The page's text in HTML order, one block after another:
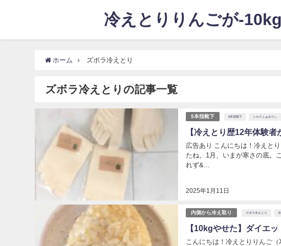
冷えとりりんごが-
ホーム ズボラ冷えとり
ズボラ冷えとりの記事一覧
5本指靴下 5本指靴下 シルクふぁみりぃ
【冷えとり歴12年体験
2025年1月11日
広告あり こんにちは！冷えと
たね。1月、いまが寒さの底。
れず&...
内側から冷え取り ズボラ冷えとり
【10kgやせた】ダイエ
こんにちは！冷えとりりんご